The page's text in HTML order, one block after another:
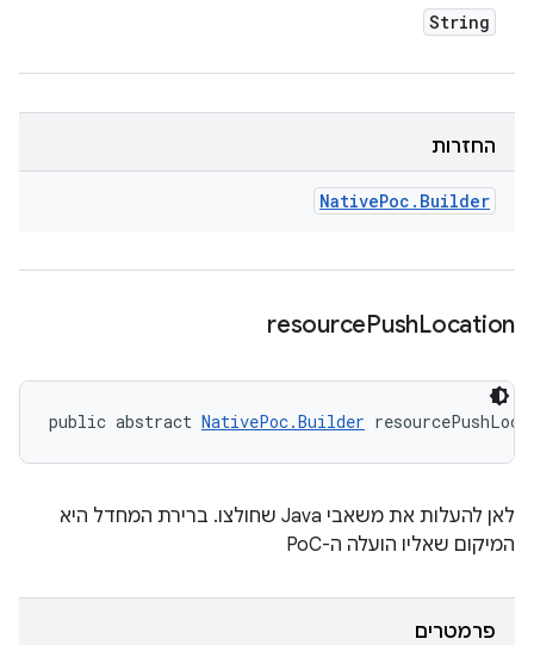
String
החזרות
NativePoc . Builder
resourcePushLocation
public abstract NativePoc.Builder
לאן להעלות את משאבי Java שחולצו. ברירת המחדל היא
המיקום שאליו הועלה ה-PoC
פרמטרים